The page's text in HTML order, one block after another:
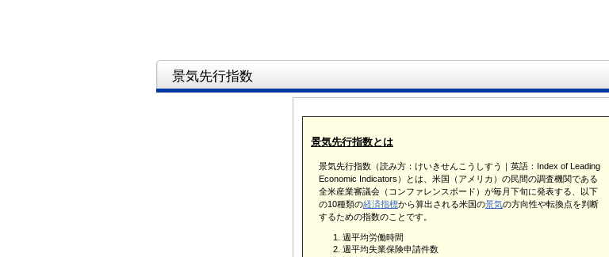
景気先行指数
景気先行指数とは
景気先行指数（読み方：けいきせんこうしすう｜英語：Index of Leading
Economic Indicators）とは、米国（アメリカ）の民間の調査機関である
全米産業審議会（コンファレンスボード）が毎月下旬に発表する、以下
の10種類の経済指標から算出される米国の景気の方向性や転換点を判断
するための指数のことです。
週平均労働時間
週平均失業保険申請件数